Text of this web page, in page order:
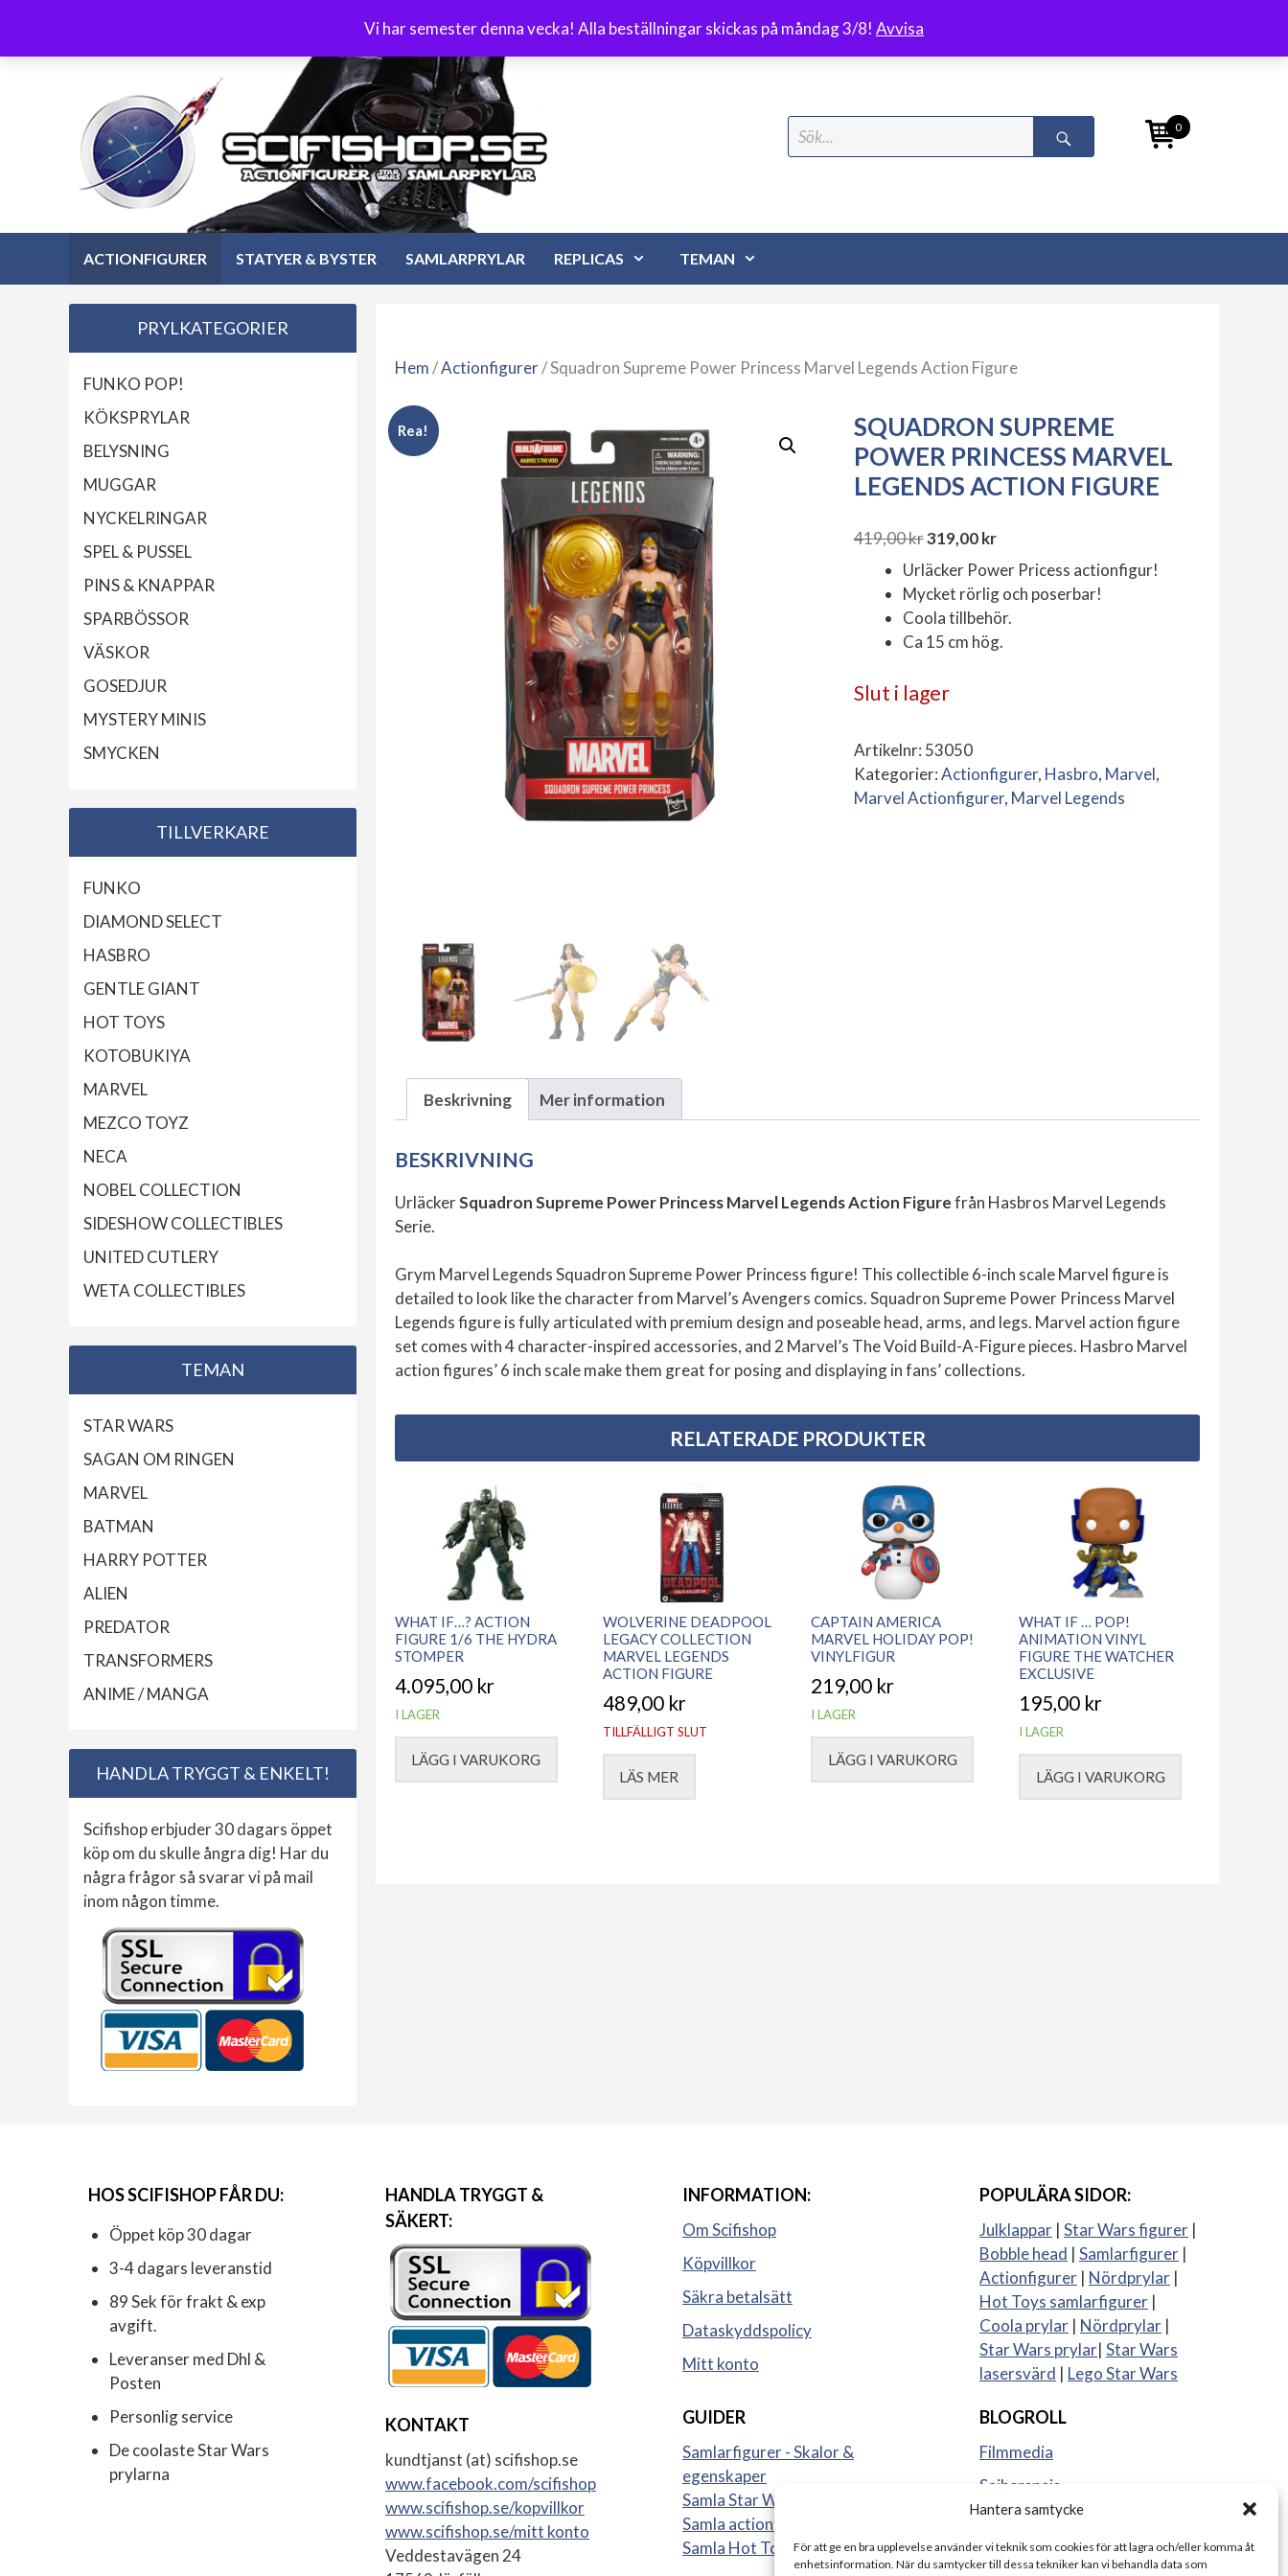
Hantera samtycke
För att ge en bra upplevelse använder vi teknik som cookies för att lagra och/eller komma åt
enhetsinformation. När du samtycker till dessa tekniker kan vi behandla data som
Vi har semester denna vecka! Alla beställningar skickas på måndag 3/8! Avvisa
innehåll
Öppet köp 30 dagar Frakt 89 kr
Search
for:
0
ACTIONFIGURER STATYER & BYSTER SAMLARPRYLAR REPLICAS TEMAN
Hem/Actionfigurer/ Squadron Supreme Power Princess Marvel Legends Action Figure
Rea!
SQUADRON SUPREME
POWER PRINCESS MARVEL
LEGENDS ACTION FIGURE
419,00kr
ursprungliga
319,00kr
nuvarande
Urläcker Power Pricess actionfigur!
Mycket rörlig och poserbar!
Coola tillbehör.
Ca 15 cm hög.
Slut i lager
Artikelnr: 53050
Kategorier:Actionfigurer, Hasbro, Marvel,
Marvel Actionfigurer, Marvel Legends
Beskrivning Mer information
BESKRIVNING
UrläckerSquadron Supreme Power Princess Marvel Legends Action Figurefrån Hasbros Marvel Legends
Serie.
Grym Marvel Legends Squadron Supreme Power Princess figure! This collectible 6-inch scale Marvel figure is
detailed to look like the character from Marvel’s Avengers comics. Squadron Supreme Power Princess Marvel
Legends figure is fully articulated with premium design and poseable head, arms, and legs. Marvel action figure
set comes with 4 character-inspired accessories, and 2 Marvel’s The Void Build-A-Figure pieces. Hasbro Marvel
action figures’ 6 inch scale make them great for posing and displaying in fans’ collections.
RELATERADE PRODUKTER
WHAT IF…? ACTION
FIGURE 1/6 THE HYDRA
STOMPER
4.095,00 kr
I LAGER
LÄGG I VARUKORG
WOLVERINE DEADPOOL
LEGACY COLLECTION
MARVEL LEGENDS
ACTION FIGURE
489,00 kr
TILLFÄLLIGT SLUT
LÄS MER
CAPTAIN AMERICA
MARVEL HOLIDAY POP!
VINYLFIGUR
219,00 kr
I LAGER
LÄGG I VARUKORG
WHAT IF … POP!
ANIMATION VINYL
FIGURE THE WATCHER
EXCLUSIVE
195,00 kr
I LAGER
LÄGG I VARUKORG
PRYLKATEGORIER
FUNKO POP!
KÖKSPRYLAR
BELYSNING
MUGGAR
NYCKELRINGAR
SPEL & PUSSEL
PINS & KNAPPAR
SPARBÖSSOR
VÄSKOR
GOSEDJUR
MYSTERY MINIS
SMYCKEN
TILLVERKARE
FUNKO
DIAMOND SELECT
HASBRO
GENTLE GIANT
HOT TOYS
KOTOBUKIYA
MARVEL
MEZCO TOYZ
NECA
NOBEL COLLECTION
SIDESHOW COLLECTIBLES
UNITED CUTLERY
WETA COLLECTIBLES
TEMAN
STAR WARS
SAGAN OM RINGEN
MARVEL
BATMAN
HARRY POTTER
ALIEN
PREDATOR
TRANSFORMERS
ANIME / MANGA
HANDLA TRYGGT & ENKELT!
Scifishop erbjuder 30 dagars öppet
köp om du skulle ångra dig! Har du
några frågor så svarar vi på mail
inom någon timme.
HOS SCIFISHOP FÅR DU:
Öppet köp 30 dagar
3-4 dagars leveranstid
89 Sek för frakt & exp
avgift.
Leveranser med Dhl &
Posten
Personlig service
De coolaste Star Wars
prylarna
HANDLA TRYGGT &
SÄKERT:
KONTAKT
kundtjanst (at) scifishop.se
www.facebook.com/scifishop
www.scifishop.se/kopvillkor
www.scifishop.se/mitt konto
Veddestavägen 24
INFORMATION:
Om Scifishop
Köpvillkor
Säkra betalsätt
Dataskyddspolicy
Mitt konto
GUIDER
Samlarfigurer - Skalor &
egenskaper
Samla Star Wars figurer
Samla actionfigurer
Samla Hot Toys
POPULÄRA SIDOR:
Julklappar | Star Wars figurer |
Bobble head | Samlarfigurer |
Actionfigurer | Nördprylar |
Hot Toys samlarfigurer |
Coola prylar | Nördprylar |
Star Wars prylar| Star Wars
lasersvärd | Lego Star Wars
BLOGROLL
Filmmedia
Sajberspejs
Strange things